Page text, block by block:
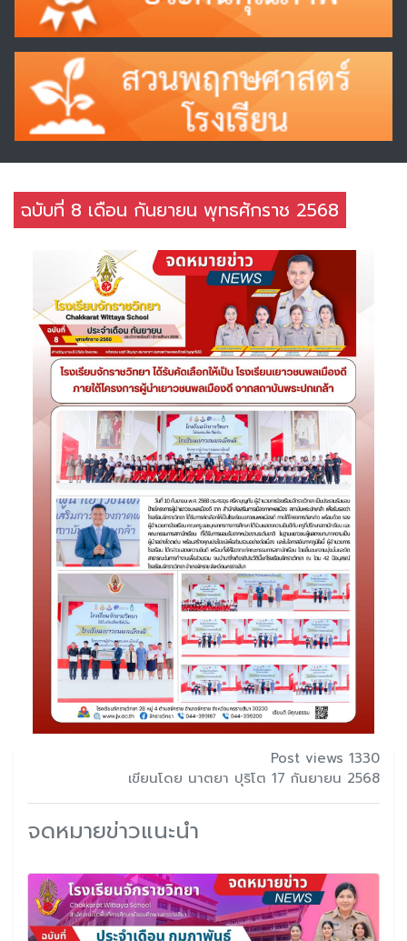
ฉบับที่ 8 เดือน กันยายน พุทธศักราช 2568
Post views 1330
เขียนโดย นาตยา ปุริโต 17 กันยายน 2568
จดหมายข่าวแนะนำ